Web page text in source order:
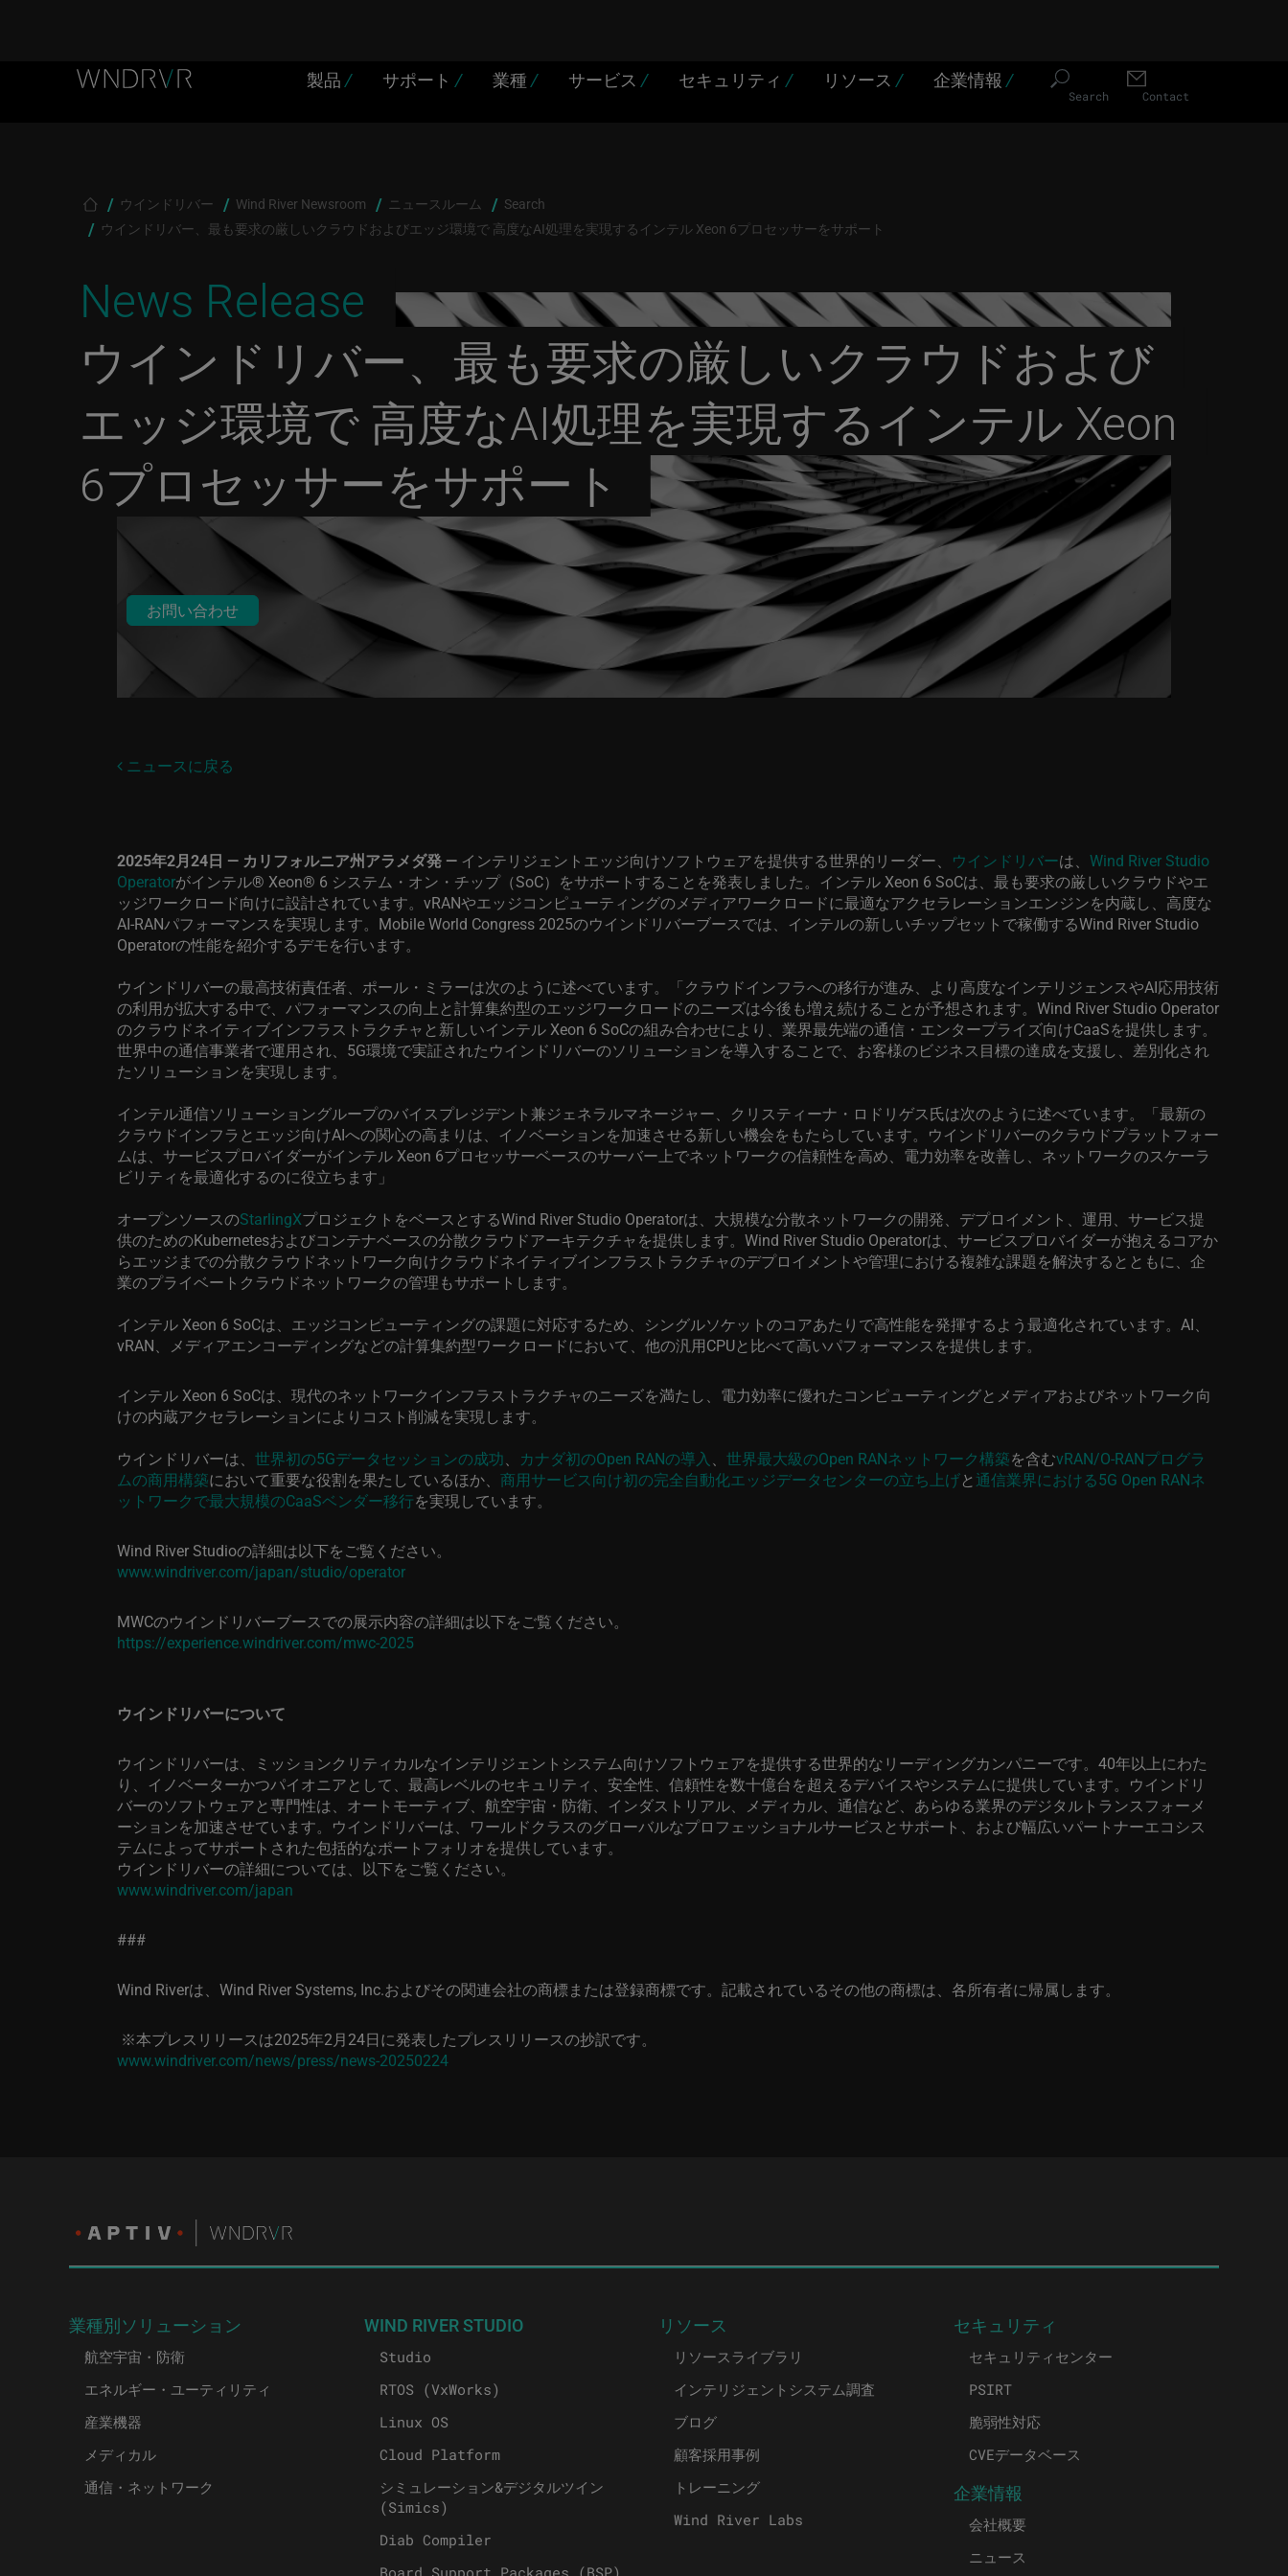
Skip to main content
Header Menu JP 製品 / サポート / 業種 / サービス / セキュリティ / リソース / 企業情報 /
Search Contact
Breadcrumb
ウインドリバー Wind River Newsroom ニュースルーム
Search
ウインドリバー、最も要求の厳しいクラウドおよびエッジ環境で 高度なAI処理を実現するインテル Xeon 6プロセッサーをサポート
News Release
ウインドリバー、最も要求の厳しいクラウドおよび
エッジ環境で 高度なAI処理を実現するインテル Xeon
6プロセッサーをサポート
お問い合わせ
ニュースに戻る
2025年2月24日 — カリフォルニア州アラメダ発 — インテリジェントエッジ向けソフトウェアを提供する世界的リーダー、 ウインドリバーは、 Wind River Studio
Operatorがインテル® Xeon® 6 システム・オン・チップ（SoC）をサポートすることを発表しました。インテル Xeon 6 SoCは、最も要求の厳しいクラウドやエ
ッジワークロード向けに設計されています。 vRANやエッジコンピューティングのメディアワークロードに最適なアクセラレーションエンジンを内蔵し、高度な
AI-RANパフォーマンスを実現します。 Mobile World Congress 2025のウインドリバーブースでは、インテルの新しいチップセットで稼働するWind River Studio
Operatorの性能を紹介するデモを行います。
ウインドリバーの最高技術責任者、ポール・ミラーは次のように述べています。「クラウドインフラへの移行が進み、より高度なインテリジェンスやAI応用技術
の利用が拡大する中で、パフォーマンスの向上と計算集約型のエッジワークロードのニーズは今後も増え続けることが予想されます。 Wind River Studio Operator
のクラウドネイティブインフラストラクチャと新しいインテル Xeon 6 SoCの組み合わせにより、業界最先端の通信・エンタープライズ向けCaaSを提供します。
世界中の通信事業者で運用され、 5G環境で実証されたウインドリバーのソリューションを導入することで、お客様のビジネス目標の達成を支援し、差別化され
たソリューションを実現します。
インテル通信ソリューショングループのバイスプレジデント兼ジェネラルマネージャー、クリスティーナ・ロドリゲス氏は次のように述べています。「最新の
クラウドインフラとエッジ向けAIへの関心の高まりは、イノベーションを加速させる新しい機会をもたらしています。ウインドリバーのクラウドプラットフォー
ムは、サービスプロバイダーがインテル Xeon 6プロセッサーベースのサーバー上でネットワークの信頼性を高め、電力効率を改善し、ネットワークのスケーラ
ビリティを最適化するのに役立ちます」
オープンソースのStarlingXプロジェクトをベースとするWind River Studio Operatorは、大規模な分散ネットワークの開発、デプロイメント、運用、サービス提
供のためのKubernetesおよびコンテナベースの分散クラウドアーキテクチャを提供します。 Wind River Studio Operatorは、サービスプロバイダーが抱えるコアか
らエッジまでの分散クラウドネットワーク向けクラウドネイティブインフラストラクチャのデプロイメントや管理における複雑な課題を解決するとともに、企
業のプライベートクラウドネットワークの管理もサポートします。
インテル Xeon 6 SoCは、エッジコンピューティングの課題に対応するため、シングルソケットのコアあたりで高性能を発揮するよう最適化されています。 AI
vRAN 、メディアエンコーディングなどの計算集約型ワークロードにおいて、他の汎用CPUと比べて高いパフォーマンスを提供します。
インテル Xeon 6 SoCは、現代のネットワークインフラストラクチャのニーズを満たし、電力効率に優れたコンピューティングとメディアおよびネットワーク向
けの内蔵アクセラレーションによりコスト削減を実現します。
ウインドリバーは、 世界初の5Gデータセッションの成功 カナダ初のOpen RANの導入 世界最大級のOpen RANネットワーク構築を含むvRAN/O-RANプログラ
ムの商用構築において重要な役割を果たしているほか、 商用サービス向け初の完全自動化エッジデータセンターの立ち上げと 通信業界における5G Open RANネ
ットワークで最大規模のCaaSベンダー移行を実現しています。
Wind River Studioの詳細は以下をご覧ください。
www.windriver.com/japan/studio/operator
MWCのウインドリバーブースでの展示内容の詳細は以下をご覧ください。
https://experience.windriver.com/mwc-2025
ウインドリバーについて
ウインドリバーは、ミッションクリティカルなインテリジェントシステム向けソフトウェアを提供する世界的なリーディングカンパニーです。 40年以上にわた
り、イノベーターかつパイオニアとして、最高レベルのセキュリティ、安全性、信頼性を数十億台を超えるデバイスやシステムに提供しています。ウインドリ
バーのソフトウェアと専門性は、オートモーティブ、航空宇宙・防衛、インダストリアル、メディカル、通信など、あらゆる業界のデジタルトランスフォーメ
ーションを加速させています。ウインドリバーは、ワールドクラスのグローバルなプロフェッショナルサービスとサポート、および幅広いパートナーエコシス
テムによってサポートされた包括的なポートフォリオを提供しています。
ウインドリバーの詳細については、以下をご覧ください。
www.windriver.com/japan
###
Wind Riverは、 Wind River Systems, Inc.およびその関連会社の商標または登録商標です。記載されているその他の商標は、各所有者に帰属します。
※本プレスリリースは2025年2月24日に発表したプレスリリースの抄訳です。
www.windriver.com/news/press/news-20250224
業種別ソリューション
航空宇宙・防衛
エネルギー・ユーティリティ
産業機器
メディカル
通信・ネットワーク
WIND RIVER STUDIO
Studio
RTOS (VxWorks)
Linux OS
Cloud Platform
シミュレーション&デジタルツイン
(Simics)
Diab Compiler
Board Support Packages (BSP)
リソース
リソースライブラリ
インテリジェントシステム調査
ブログ
顧客採用事例
トレーニング
Wind River Labs
セキュリティ
セキュリティセンター
PSIRT
脆弱性対応
CVEデータベース
企業情報
会社概要
ニュース